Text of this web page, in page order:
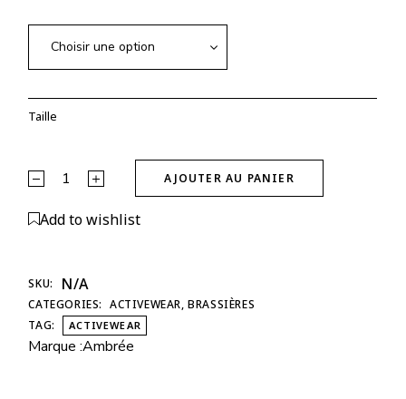
Taille
Choisir une option
Brassière Glow Club – Violet & Beige | ambrée. quantity
AJOUTER AU PANIER
Add to wishlist
SKU: N/A
CATEGORIES: ACTIVEWEAR,BRASSIÈRES
TAG:
ACTIVEWEAR
Marque :Ambrée